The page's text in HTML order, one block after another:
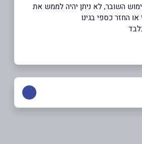
השובר, לא ניתן יהיה לממש את
או החזר כספי בגינו